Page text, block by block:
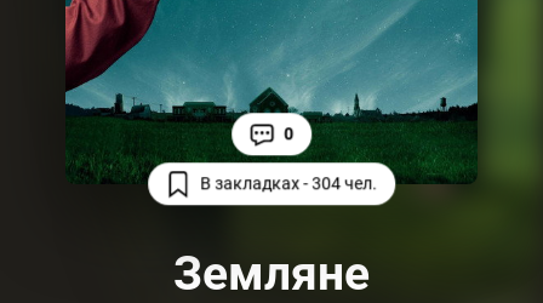
В закладках - 304 чел.
0
Земляне